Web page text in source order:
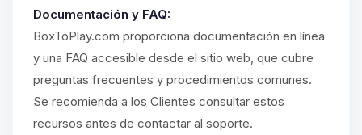
Documentación y FAQ:
BoxToPlay.com proporciona documentación en línea
y una FAQ accesible desde el sitio web, que cubre
preguntas frecuentes y procedimientos comunes.
Se recomienda a los Clientes consultar estos
recursos antes de contactar al soporte.